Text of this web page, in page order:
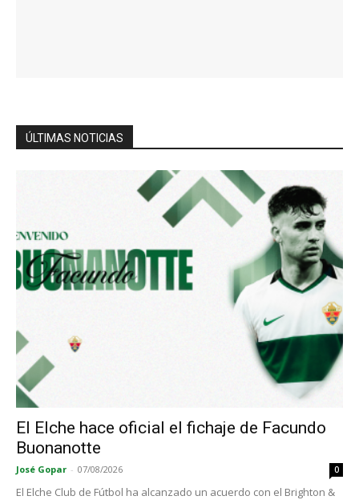
ÚLTIMAS NOTICIAS
El Elche hace oficial el fichaje de Facundo
Buonanotte
José Gopar - 07/08/2026 0
El Elche Club de Fútbol ha alcanzado un acuerdo con el Brighton &